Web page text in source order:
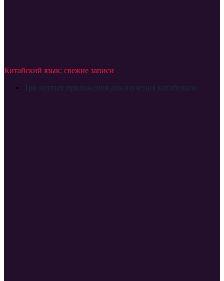
Китайский язык: свежие записи
Три крутых приложения для изучения китайского